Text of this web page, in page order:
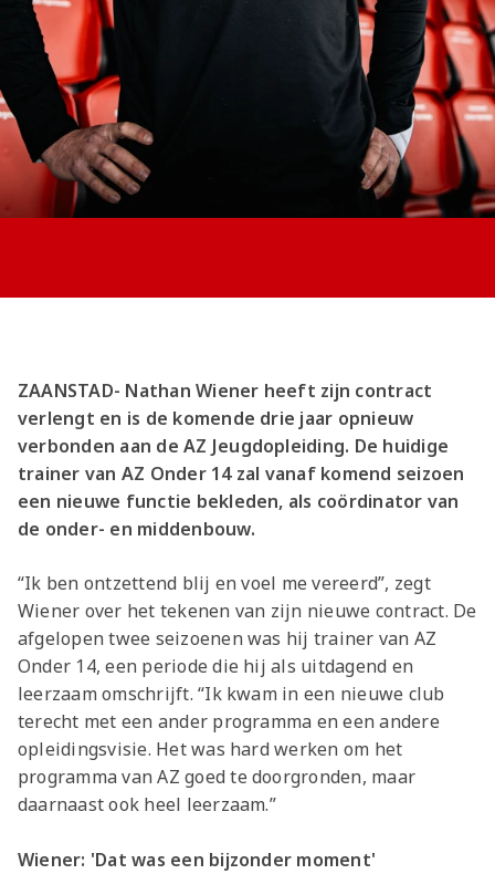
ZAANSTAD- Nathan Wiener heeft zijn contract
verlengt en is de komende drie jaar opnieuw
verbonden aan de AZ Jeugdopleiding. De huidige
trainer van AZ Onder 14 zal vanaf komend seizoen
een nieuwe functie bekleden, als coördinator van
de onder- en middenbouw.
“Ik ben ontzettend blij en voel me vereerd”, zegt
Wiener over het tekenen van zijn nieuwe contract. De
afgelopen twee seizoenen was hij trainer van AZ
Onder 14, een periode die hij als uitdagend en
leerzaam omschrijft. “Ik kwam in een nieuwe club
terecht met een ander programma en een andere
opleidingsvisie. Het was hard werken om het
programma van AZ goed te doorgronden, maar
daarnaast ook heel leerzaam.”
Wiener: 'Dat was een bijzonder moment'